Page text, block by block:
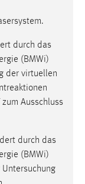
(BMWi)
der virtuellen
Ausschluss
durch das
(BMWi)
dem Einfluss